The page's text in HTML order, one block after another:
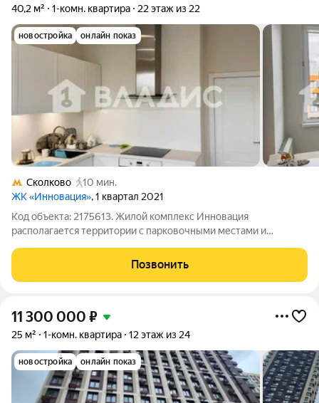
40,2 м² 1-комн. квартира 22 этаж из 22
новостройка онлайн показ
Сколково
10 мин.
ЖК «Инновация», 1 квартал 2021
Код объекта: 2175613. Жилой комплекс Инновация
располагается территории с парковочными местами и
детские сады работают, прогулочные зоны, ТЦ "Три Кита",
"Мебель России", КЗ "Лайф Арена", выход в
Позвонить
11 300 000 ₽
25 м² 1-комн. квартира 12 этаж из 24
новостройка онлайн показ